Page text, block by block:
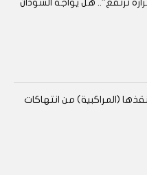
ترتفع”.. هل يواجه السودان
(المراكبية) من انتهاكات